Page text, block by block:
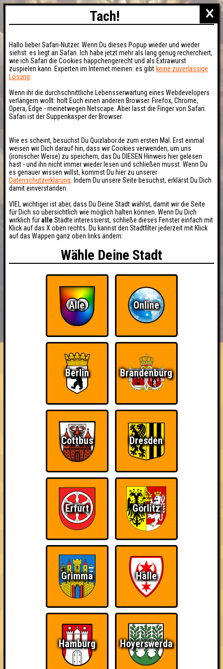
HIGHSCORE RESERVIERUNG
FAQ ÜBER UNS
Quizlabor Hamburg #12
Willkommen in 2022! · 11.01.2022 · Grüner Jäger
Punkte Angemeldete Teams
1. Kommando Mittelmaß
11
11 35
1. Opossum haut den Boss um
12 11 12 35
11 12 32
3. Kegelclub Pegeldruck
×
Tach!
Hallo lieber Safari-Nutzer. Wenn Du dieses Popup wieder und wieder
siehst: es liegt an Safari. Ich habe jetzt mehr als lang genug recherchiert,
wie ich Safari die Cookies häppchengerecht und als Extrawurst
zuspielen kann. Experten im Internet meinen: es gibt keine zuverlässige
Lösung
Wenn ihr die durchschnittliche Lebensserwartung eines Webdevelopers
verlängern wollt: holt Euch einen anderen Browser. Firefox, Chrome,
Opera, Edge - meinetwegen Netscape. Aber lasst die Finger von Safari.
Safari ist der Suppenkasper der Browser.
Wie es scheint, besuchst Du Quizlabor.de zum ersten Mal. Erst einmal
weisen wir Dich darauf hin, dass wir Cookies verwenden, um uns
(ironischer Weise) zu speichern, das Du DIESEN Hinweis hier gelesen
hast - und ihn nicht immer wieder lesen und schließen musst. Wenn Du
es genauer wissen willst, kommst Du hier zu unserer
Datenschutzerklärung . Indem Du unsere Seite besuchst, erklärst Du Dich
damit einverstanden.
VIEL wichtiger ist aber, dass Du Deine Stadt wählst, damit wir die Seite
für Dich so übersichtlich wie möglich halten können. Wenn Du Dich
wirklich füralle Städte interessierst, schließe dieses Fenster einfach mit
Klick auf das X oben rechts. Du kannst den Stadtfilter jederzeit mit Klick
auf das Wappen ganz oben links ändern:
Wähle Deine Stadt
Alle Online
Berlin Brandenburg
Cottbus Dresden
Erfurt Görlitz
Grimma Halle
Hamburg Hoyerswerda